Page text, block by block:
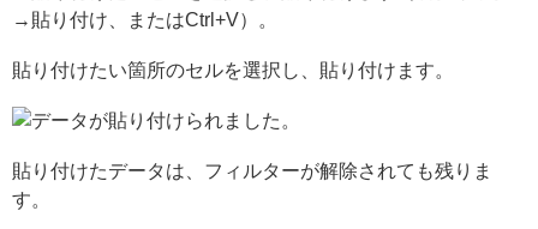
貼り付けたい箇所のセルを選択し、貼り付けます。
貼り付けたデータは、フィルターが解除されても残りま
す。